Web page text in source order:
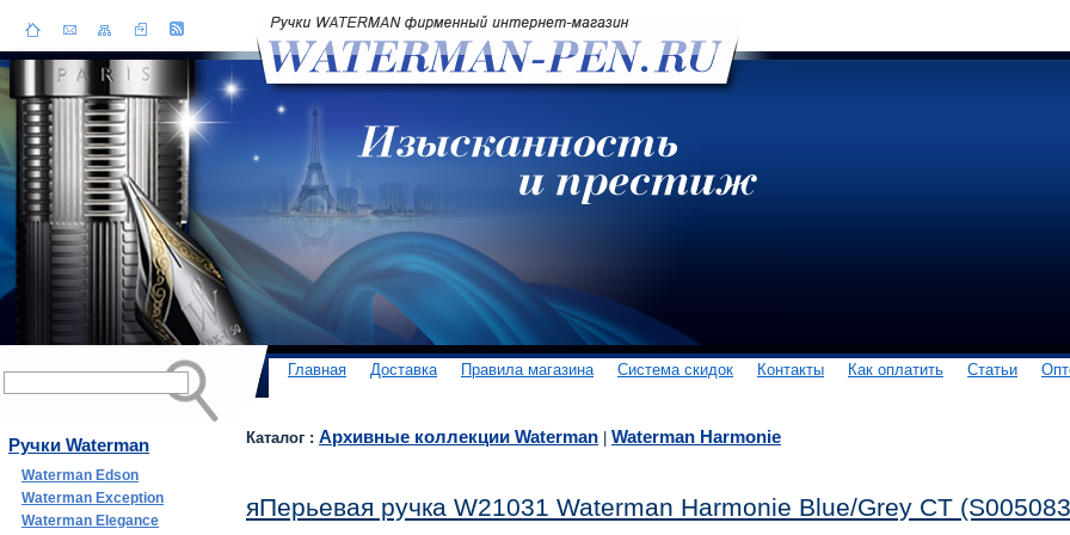
Ручки Waterman
Waterman Edson
Waterman Exception
Waterman Elegance
Главная Доставка Правила магазина Система скидок Контакты Как оплатить Статьи
Каталог : Архивные коллекции Waterman Waterman Harmonie
яПерьевая ручка W21031 Waterman Harmonie Blue/Grey CT